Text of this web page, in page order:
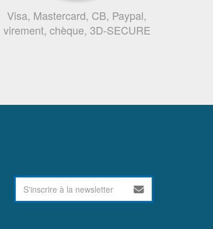
Visa, Mastercard, CB, Paypal,
virement, chèque, 3D-SECURE